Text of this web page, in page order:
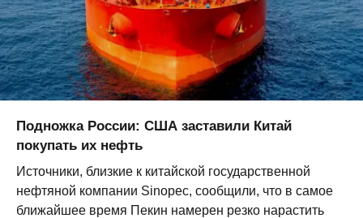
Подножка России: США заставили Китай
покупать их нефть
Источники, близкие к китайской государственной
нефтяной компании Sinopec, сообщили, что в самое
ближайшее время Пекин намерен резко нарастить